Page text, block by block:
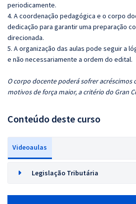
periodicamente.
4. A coordenação pedagógica e o corpo
dedicação para garantir uma preparação
direcionada.
5. A organização das aulas pode seguir a
e não necessariamente a ordem do edital.
O corpo docente poderá sofrer
motivos de força maior, a critério do Gran
Conteúdo deste curso
Videoaulas
Legislação Tributária